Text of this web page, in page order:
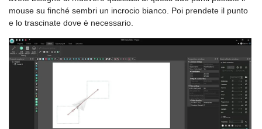
mouse su finché sembri un incrocio bianco. Poi prendete il punto
e lo trascinate dove è necessario.